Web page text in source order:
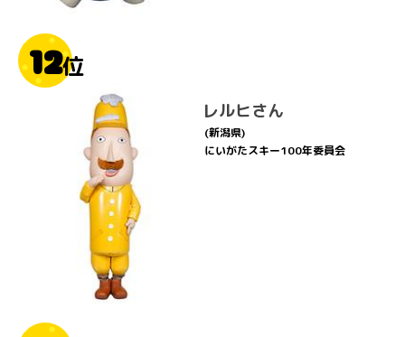
12位
レルヒさん
(新潟県)
にいがたスキー100年委員会